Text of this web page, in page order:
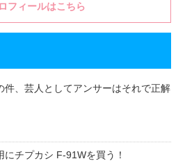
フィールはこちら
件、芸人としてアンサーはそれで正解
にチプカシ F-91Wを買う！